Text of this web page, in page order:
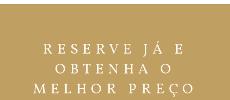
RESERVE JÁ E
OBTENHA O
MELHOR PREÇO